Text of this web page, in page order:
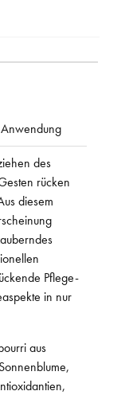
Anwendung
des
rücken
diesem
Pflege-
in nur
aus